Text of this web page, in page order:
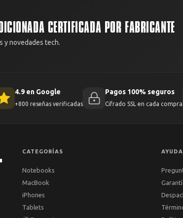
CERTIFICADA POR FABRICANTE
y novedades tech.
4.9 en Google
+800 reseñas verificadas
Pagos 100% seguros
Cifrado SSL en cada compra
CATEGORÍAS
Notebooks
MacBook
iPhones
Tablets
AYUDA